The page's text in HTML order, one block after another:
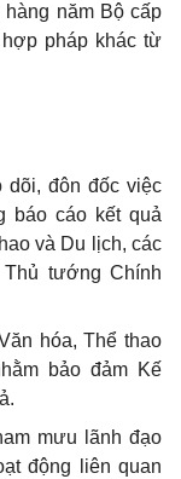
năm Bộ cấp
pháp khác từ
dõi, đôn đốc việc
báo cáo kết quả
và Du lịch, các
tướng Chính
hóa, Thể thao
bảo đảm Kế
mưu lãnh đạo
động liên quan